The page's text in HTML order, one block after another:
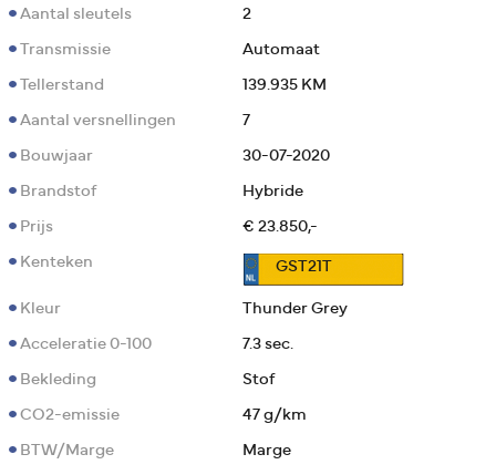
Aantal sleutels 2
Transmissie Automaat
Tellerstand 139.935 KM
Aantal versnellingen 7
Bouwjaar 30-07-2020
Brandstof Hybride
Prijs € 23.850,-
Kenteken GST21T
Kleur Thunder Grey
Acceleratie 0-100 7.3 sec.
Bekleding Stof
CO2-emissie 47 g/km
BTW/Marge Marge